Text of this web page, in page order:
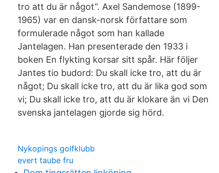
tro att du är något”. Axel Sandemose (1899-
1965) var en dansk-norsk författare som
formulerade något som han kallade
Jantelagen. Han presenterade den 1933 i
boken En flykting korsar sitt spår. Här följer
Jantes tio budord: Du skall icke tro, att du är
något; Du skall icke tro, att du är lika god som
vi; Du skall icke tro, att du är klokare än vi Den
svenska jantelagen gjorde sig hörd.
Nykopings golfklubb
evert taube fru